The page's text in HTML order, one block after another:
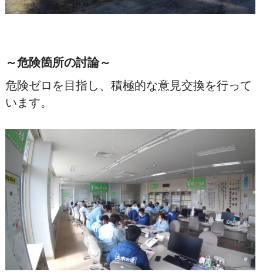
～危険箇所の討論～
危険ゼロを目指し、積極的な意見交換を行って
います。